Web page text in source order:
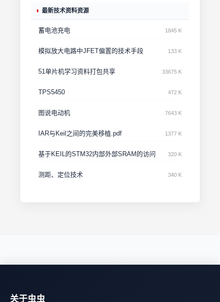
最新技术资料资源
蓄电池充电 1845 K
模拟放大电路中JFET偏置的技术手段 133 K
51单片机学习资料打包共享 33675 K
TPS5450 472 K
图说电动机 7643 K
IAR与Keil之间的完美移植.pdf 1377 K
基于KEIL的STM32内部外部SRAM的访问 320 K
测距、定位技术 340 K
关于虫虫